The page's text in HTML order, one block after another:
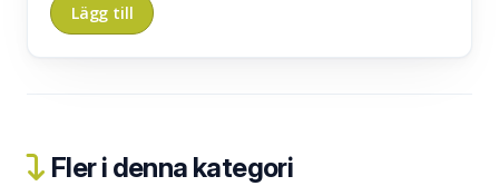
Fler i denna kategori